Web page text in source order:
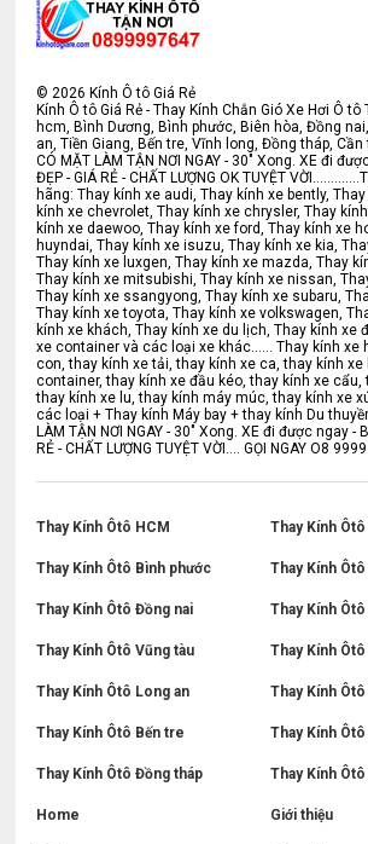
©2026 Kính Ô tô Giá Rẻ
Kính Ô tô Giá Rẻ - Thay Kính Chắn Gió Xe Hơi Ô tô
hcm, Bình Dương, Bình phước, Biên hòa, Đồng
an, Tiền Giang, Bến tre, Vĩnh long, Đồng tháp, Cần
CÓ MẶT LÀM TẬN NƠI NGAY - 30" Xong. XE đi
ĐẸP - GIÁ RẺ - CHẤT LƯỢNG OK TUYỆT
hãng: Thay kính xe audi, Thay kính xe bently,
kính xe chevrolet, Thay kính xe chrysler, Thay
kính xe daewoo, Thay kính xe ford, Thay kính xe
huyndai, Thay kính xe isuzu, Thay kính xe kia,
Thay kính xe luxgen, Thay kính xe mazda, Thay
Thay kính xe mitsubishi, Thay kính xe nissan,
Thay kính xe ssangyong, Thay kính xe subaru,
Thay kính xe toyota, Thay kính xe volkswagen,
kính xe khách, Thay kính xe du lịch, Thay kính xe
xe container và các loại xe khác...... Thay kính xe
con, thay kính xe tải, thay kính xe ca, thay kính
container, thay kính xe đầu kéo, thay kính xe cẩu,
thay kính xe lu, thay kính máy múc, thay kính xe
các loại + Thay kính Máy bay + thay kính Du
LÀM TẬN NƠI NGAY - 30" Xong. XE đi được ngay -
RẺ - CHẤT LƯỢNG TUYỆT VỜI.... GỌI NGAY O8
Thay Kính Ôtô HCM Thay Kính
Thay Kính Ôtô Bình phước Thay Kính
Thay Kính Ôtô Đồng nai Thay Kính Ôtô
Thay Kính Ôtô Vũng tàu Thay Kính Ôtô
Thay Kính Ôtô Long an Thay Kính
Thay Kính Ôtô Bến tre Thay Kính
Thay Kính Ôtô Đồng tháp Thay Kính
Home Giới thiệu